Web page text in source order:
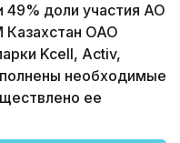
доли участия АО
Казахстан ОАО
Kcell, Activ,
необходимые
ее